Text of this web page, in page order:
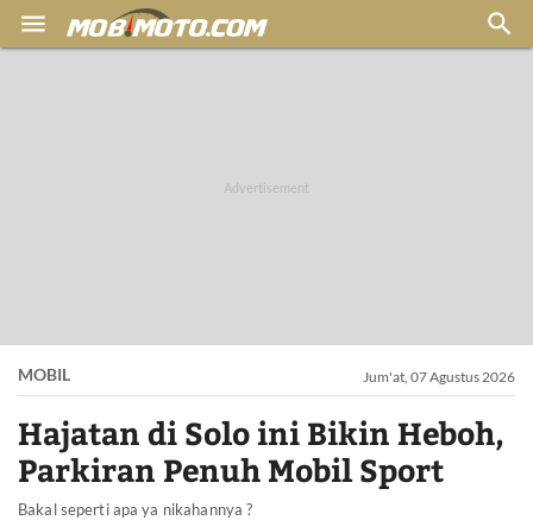
 
MOBIL Jum'at, 07 Agustus 2026
Hajatan di Solo ini Bikin Heboh,
Parkiran Penuh Mobil Sport
Bakal seperti apa ya nikahannya ?